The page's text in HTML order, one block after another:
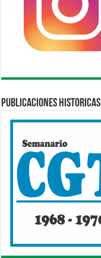
Publicaciones Historicas